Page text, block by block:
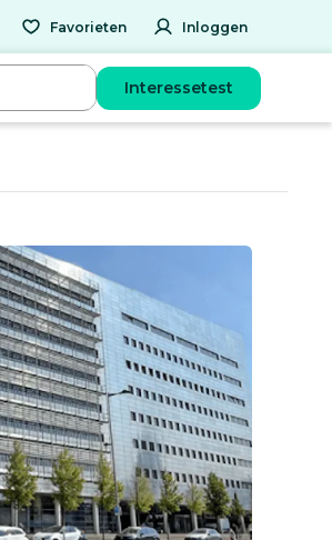
Favorieten Inloggen
Interessetest